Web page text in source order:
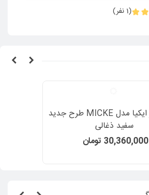
(1 نفر)
میز تحریر ایکیا مدل MICKE طرح جدید
سفید ذغالی
30,360,000 تومان